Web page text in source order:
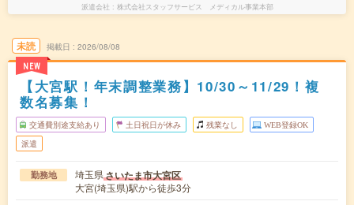
派遣会社 株式会社スタッフサービス メディカル事業本部
未読
NEW
掲載日 2026/08/08
【大宮駅！年末調整業務】10/30～11/29！複
数名募集！
交通費別途支給あり 土日祝日が休み 残業なし WEB登録OK
派遣
勤務地 埼玉県さいたま市大宮区
大宮(埼玉県)駅から徒歩3分